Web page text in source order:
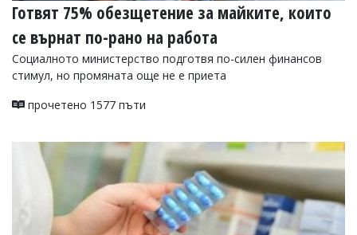
Готвят 75% обезщетение за майките, които
се върнат по-рано на работа
Социалното министерство подготвя по-силен финансов
стимул, но промяната още не е приета
прочетено 1577 пъти